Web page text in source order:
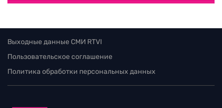
Выходные данные СМИ RTVI
Пользовательское соглашение
Политика обработки персональных данных